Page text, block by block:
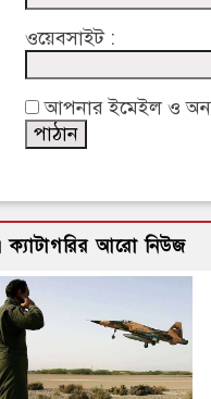
ওয়েবসাইট :
আপনার ইমেইল ও
ক্যাটাগরির আরো নিউজ